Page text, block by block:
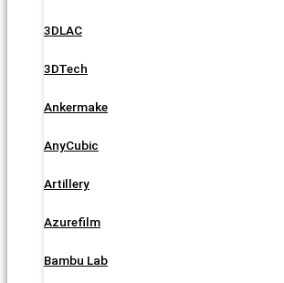
3DLAC
3DTech
Ankermake
AnyCubic
Artillery
Azurefilm
Bambu Lab